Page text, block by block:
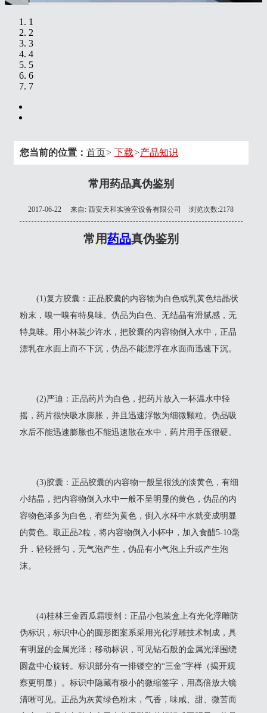
1
2
3
4
5
6
7
您当前的位置： 首页> 下载>产品知识
常用药品真伪鉴别
2017-06-22 来自:西安天和实验室设备有限公司 浏览次数:2178
常用药品真伪鉴别
(1)复方胶囊：正品胶囊的内容物为白色或乳黄色结晶状
粉末，嗅一嗅有特臭味。伪品为白色、无结晶有滑腻感，无
特臭味。用小杯装少许水，把胶囊的内容物倒入水中，正品
漂乳在水面上而不下沉，伪品不能漂浮在水面而迅速下沉。
(2)严迪：正品药片为白色，把药片放入一杯温水中轻
摇，药片很快吸水膨胀，并且迅速浮散为细微颗粒。伪品吸
水后不能迅速膨胀也不能迅速散在水中，药片用手压很硬。
(3)胶囊：正品胶囊的内容物一般呈很浅的淡黄色，有细
小结晶，把内容物倒入水中一般不呈明显的黄色，伪品的内
容物色泽多为白色，有些为黄色，倒入水杯中水就变成明显
的黄色。取正品2粒，将内容物倒入小杯中，加入食醋5-10毫
升．轻轻摇匀，无气泡产生，伪品有小气泡上升或产生泡
沫。
(4)桂林三金西瓜霜喷剂：正品小包装盒上有光化浮雕防
伪标识，标识中心的圆形图案系采用光化浮雕技术制成，具
有明显的金属光泽；移动标识，可见钻石般的金属光泽围绕
圆盘中心旋转。标识部分有一排镂空的“三金”字样（揭开观
察更明显）。标识中隐藏有极小的微缩签字，用高倍放大镜
清晰可见。正品为灰黄绿色粉末，气香，味咸、甜、微苦而